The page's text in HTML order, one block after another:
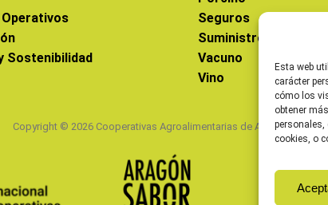
Esta web
carácter
cómo los
obtener
personales,
cookies, o
Sostenibilidad
Seguros
Suministros
Vacuno
Vino
Copyright © 2026 Cooperativas Agroalimentarias de Aragón